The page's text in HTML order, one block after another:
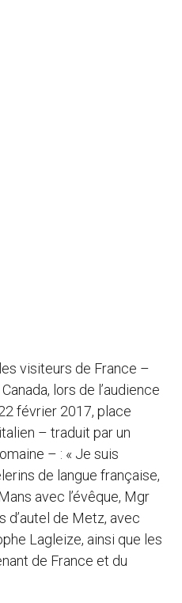
visiteurs de France –
lors de l’audience
février 2017, place
– traduit par un
– : « Je suis
de langue française,
avec l’évêque, Mgr
d’autel de Metz, avec
Lagleize, ainsi que les
de France et du